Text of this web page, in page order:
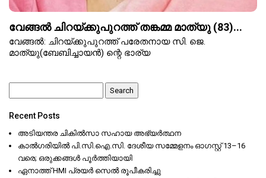
വേങ്ങൽ ചിറയ്ക്കുപുറത്ത് തങ്കമ്മ മാത്യു (83)...
വേങ്ങൽ: ചിറയ്ക്കുപുറത്ത് പരേതനായ സി. ജെ.
മാത്യു(ബേബിച്ചായൻ) ന്റെ ഭാര്യ
for:
Recent Posts
അടിയന്തര ചികിൽസാ സഹായ അഭ്യർത്ഥന
കാൽഗരിയിൽ പി.സി.ഐ.സി. ദേശീയ സമ്മേളനം ഓഗസ്റ്റ് 13–16
വരെ; ഒരുക്കങ്ങൾ പൂർത്തിയായി
ഏനാത്ത് HMI പ്രയർ സെൽ രൂപീകരിച്ചു